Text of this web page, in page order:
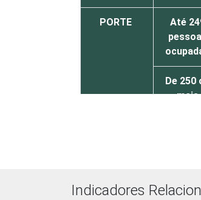
PORTE
Até
De 250
mais
Fonte: NIC.br - out/
Indicadores